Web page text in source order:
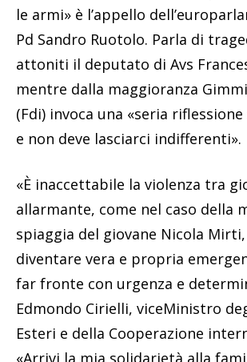
le armi» è l’appello
Pd Sandro Ruotolo. Parla di
attoniti il deputato di Avs
mentre dalla maggioranza
(Fdi) invoca una «seria
e non deve lasciarci indifferenti».
«È inaccettabile la violenza tra
allarmante, come nel caso della
spiaggia del giovane Nicola
diventare vera e propria
far fronte con urgenza e
Edmondo Cirielli, viceMinistro
Esteri e della Cooperazione
«Arrivi la mia solidarietà alla